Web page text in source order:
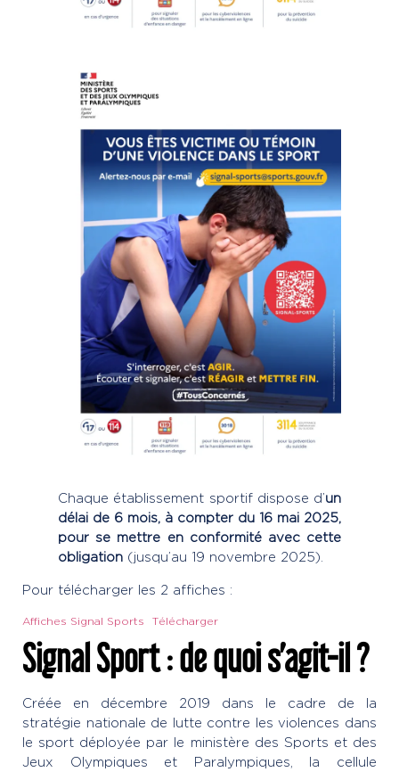
Chaque établissement sportif dispose d’un
délai de 6 mois, à compter du 16 mai 2025,
pour se mettre en conformité avec cette
obligation (jusqu’au 19 novembre 2025).
Pour télécharger les 2 affiches :
Affiches Signal Sports Télécharger
Signal Sport : de quoi s’agit-il ?
Créée en décembre 2019 dans le cadre de la
stratégie nationale de lutte contre les violences dans
le sport déployée par le ministère des Sports et des
Jeux Olympiques et Paralympiques, la cellule